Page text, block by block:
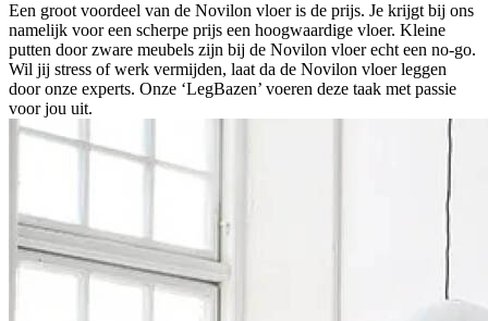
Een groot voordeel van de Novilon vloer is de prijs. Je krijgt bij ons
namelijk voor een scherpe prijs een hoogwaardige vloer. Kleine
putten door zware meubels zijn bij de Novilon vloer echt een no-go.
Wil jij stress of werk vermijden, laat da de Novilon vloer leggen
door onze experts. Onze ‘LegBazen’ voeren deze taak met passie
voor jou uit.